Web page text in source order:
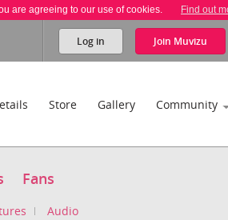
are agreeing to our use of cookies. Find out
Log in Join Muvizu
Store Gallery Community
Fans
Audio